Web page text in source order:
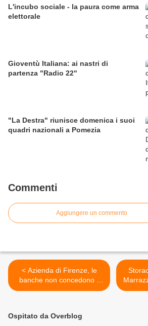
L'incubo sociale - la paura come arma
elettorale
Gioventù Italiana: ai nastri di
partenza "Radio 22"
"La Destra" riunisce domenica i suoi
quadri nazionali a Pomezia
Commenti
Aggiungere un commento
< Azienda di Firenze, le
banche non concedono il
credito e la proprietaria fa lo
Ospitato da Overblog